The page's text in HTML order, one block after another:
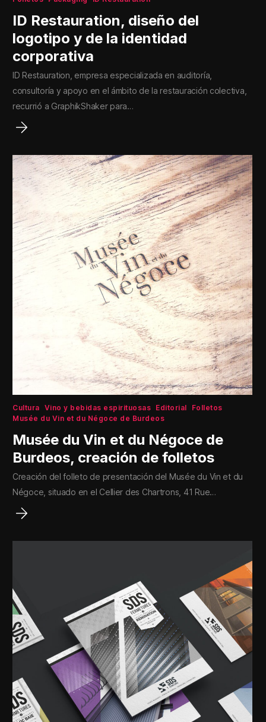
ID Restauration, diseño del
logotipo y de la identidad
corporativa
ID Restauration, empresa especializada en auditoría,
consultoría y apoyo en el ámbito de la restauración colectiva,
recurrió a GraphikShaker para…
Cultura Vino y bebidas espirituosas Editorial
Folletos
Musée du Vin et du Négoce de Burdeos
Musée du Vin et du Négoce de
Burdeos, creación de folletos
Creación del folleto de presentación del Musée du Vin et du
Négoce, situado en el Cellier des Chartrons, 41 Rue…